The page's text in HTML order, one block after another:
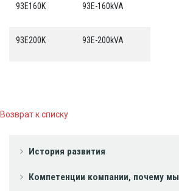
История развития
Компетенции компании, почему мы
93E160K 93E-160kVA
93E200K 93E-200kVA
Возврат к списку